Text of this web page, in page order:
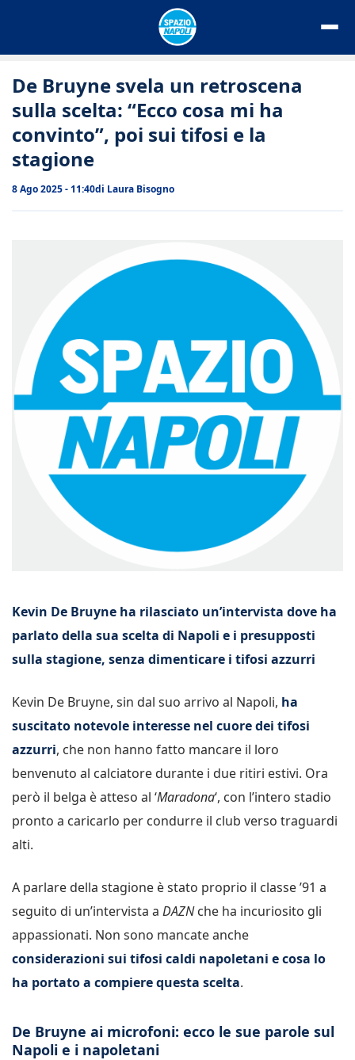
De Bruyne svela un retroscena
sulla scelta: “Ecco cosa mi ha
convinto”, poi sui tifosi e la
stagione
8 Ago 2025 - 11:40di Laura Bisogno
Kevin De Bruyne ha rilasciato un’intervista dove ha
parlato della sua scelta di Napoli e i presupposti
sulla stagione, senza dimenticare i tifosi azzurri
Kevin De Bruyne, sin dal suo arrivo al Napoli, ha
suscitato notevole interesse nel cuore dei tifosi
azzurri, che non hanno fatto mancare il loro
benvenuto al calciatore durante i due ritiri estivi. Ora
però il belga è atteso al ‘Maradona‘, con l’intero stadio
pronto a caricarlo per condurre il club verso traguardi
alti.
A parlare della stagione è stato proprio il classe ’91 a
seguito di un’intervista a DAZNche ha incuriosito gli
appassionati. Non sono mancate anche
considerazioni sui tifosi caldi napoletani e cosa lo
ha portato a compiere questa scelta.
De Bruyne ai microfoni: ecco le sue parole sul
Napoli e i napoletani